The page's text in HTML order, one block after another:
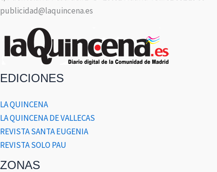
publicidad@laquincena.es
EDICIONES
LA QUINCENA
LA QUINCENA DE VALLECAS
REVISTA SANTA EUGENIA
REVISTA SOLO PAU
ZONAS